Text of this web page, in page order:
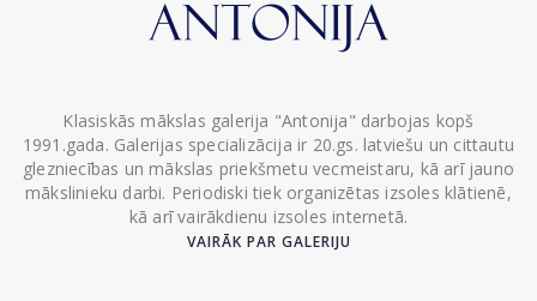
Klasiskās mākslas galerija "Antonija" darbojas kopš
1991.gada. Galerijas specializācija ir 20.gs. latviešu un cittautu
glezniecības un mākslas priekšmetu vecmeistaru, kā arī jauno
mākslinieku darbi. Periodiski tiek organizētas izsoles klātienē,
kā arī vairākdienu izsoles internetā.
VAIRĀK PAR GALERIJU